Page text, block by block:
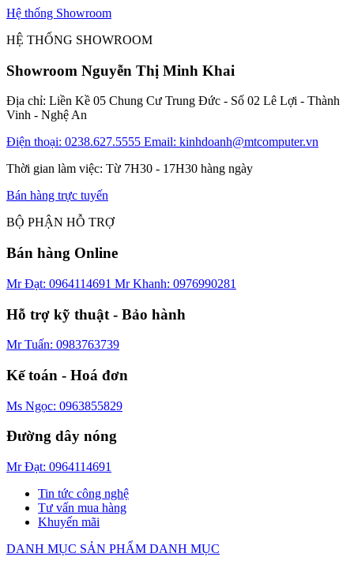
Hệ thống Showroom
HỆ THỐNG SHOWROOM
Showroom Nguyễn Thị Minh Khai
Địa chỉ: Liền Kề 05 Chung Cư Trung Đức - Số 02 Lê Lợi - Thành
Vinh - Nghệ An
Điện thoại: 0238.627.5555 Email: kinhdoanh@mtcomputer.vn
Thời gian làm việc: Từ 7H30 - 17H30 hàng ngày
Bán hàng trực tuyến
BỘ PHẬN HỖ TRỢ
Bán hàng Online
Mr Đạt: 0964114691 Mr Khanh: 0976990281
Hỗ trợ kỹ thuật - Bảo hành
Mr Tuấn: 0983763739
Kế toán - Hoá đơn
Ms Ngọc: 0963855829
Đường dây nóng
Mr Đạt: 0964114691
Tin tức công nghệ
Tư vấn mua hàng
Khuyến mãi
DANH MỤC SẢN PHẨM DANH MỤC